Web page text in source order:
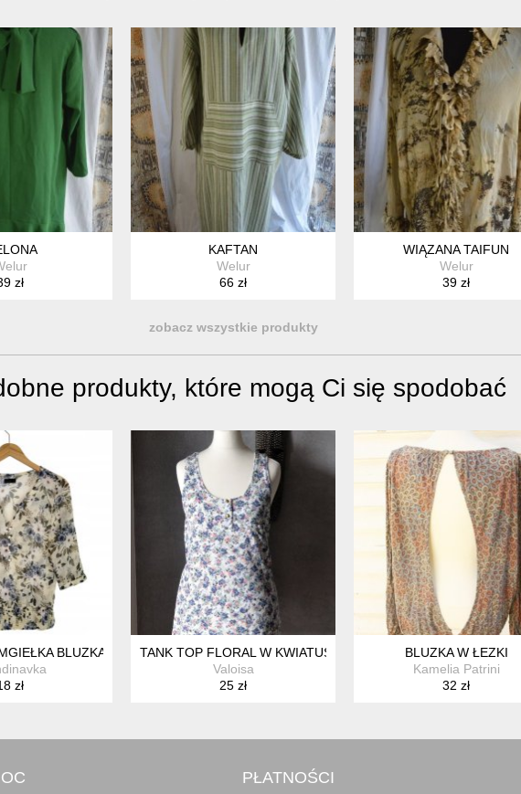
zł
KAFTAN
Welur
66 zł
WIĄZANA TAIFUN
Welur
39 zł
zobacz wszystkie produkty
produkty, które mogą Ci się spodobać
BLUZKA KWIATY 36 S
zł
TANK TOP FLORAL W KWIATUSZKI ETNO PRINTY XS S
Valoisa
25 zł
BLUZKA W ŁEZKI
Kamelia Patrini
32 zł
PŁATNOŚCI